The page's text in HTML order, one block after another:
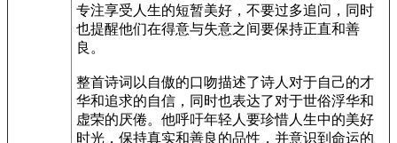
专注享受人生的短暂美好，不要过多追问，同时
也提醒他们在得意与失意之间要保持正直和善
良。
整首诗词以自傲的口吻描述了诗人对于自己的才
华和追求的自信，同时也表达了对于世俗浮华和
虚荣的厌倦。他呼吁年轻人要珍惜人生中的美好
时光，保持真实和善良的品性，并意识到命运的